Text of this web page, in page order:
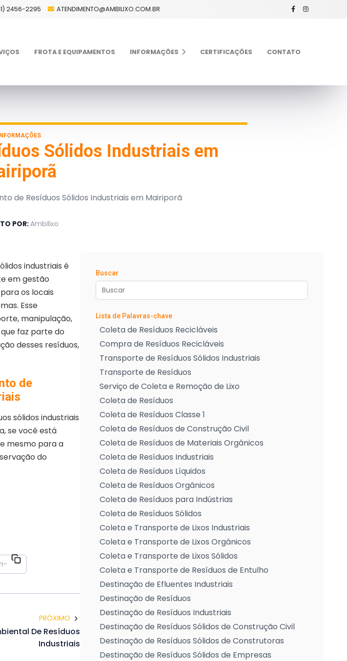
2456-2295 ATENDIMENTO@AMBILIXO.COM.BR
FROTA E EQUIPAMENTOS INFORMAÇÕES CERTIFICAÇÕES CONTATO
INFORMAÇÕES
Sólidos Industriais em
de Resíduos Sólidos Industriais em Mairiporã
POR:Ambilixo
industriais é
em gestão
os locais
Esse
manipulação,
faz parte do
desses resíduos,
de
sólidos industriais
se você está
mesmo para a
do
PRÓXIMO
De Resíduos
Industriais
Buscar
Lista de Palavras-chave
Coleta de Resíduos Recicláveis
Compra de Resíduos Recicláveis
Transporte de Resíduos Sólidos Industriais
Transporte de Resíduos
Serviço de Coleta e Remoção de Lixo
Coleta de Resíduos
Coleta de Resíduos Classe 1
Coleta de Resíduos de Construção Civil
Coleta de Resíduos de Materiais Orgânicos
Coleta de Resíduos Industriais
Coleta de Resíduos Líquidos
Coleta de Resíduos Orgânicos
Coleta de Resíduos para Indústrias
Coleta de Resíduos Sólidos
Coleta e Transporte de Lixos Industriais
Coleta e Transporte de Lixos Orgânicos
Coleta e Transporte de Lixos Sólidos
Coleta e Transporte de Resíduos de Entulho
Destinação de Efluentes Industriais
Destinação de Resíduos
Destinação de Resíduos Industriais
Destinação de Resíduos Sólidos de Construção Civil
Destinação de Resíduos Sólidos de Construtoras
Destinação de Resíduos Sólidos de Empresas